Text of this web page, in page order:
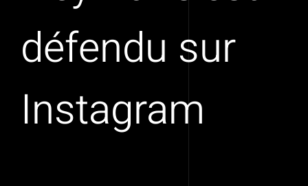
défendu sur
Instagram